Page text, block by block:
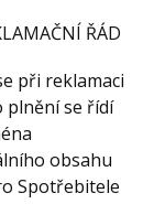
ŘÁD
při reklamaci
plnění se řídí
obsahu
Spotřebitele